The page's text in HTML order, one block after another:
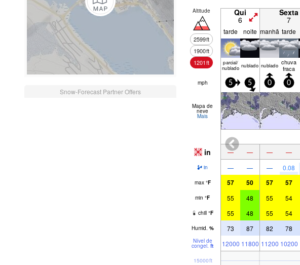
Snow-Forecast Partner Offers
Altitude
2599ft
1900ft
1201ft
Qui
6
Sexta
7
tarde noite manhã tarde
parcial/
nublado nubl­ado nubl­ado chuva
fraca
mph 5 5 0 0
Mapa de
neve
Mais
in — — — —
in — — — 0.08
max °F 57 50 57 57
min °F 55 48 55 54
chill °F 55 48 55 54
Humid. % 73 87 82 78
Nível de
congel. ft 12000 11800 11200 10200
15000ft